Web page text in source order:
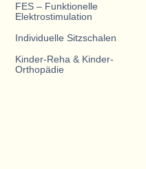
FES – Funktionelle
Elektrostimulation
Individuelle Sitzschalen
Kinder-Reha & Kinder-
Orthopädie